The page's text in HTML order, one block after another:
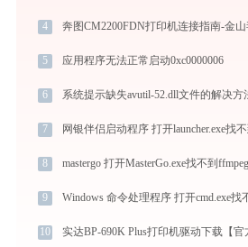
4 奔图CM2200FDN打印机连接指南-金
5 应用程序无法正常启动0xc0000006
6 系统提示缺失avutil-52.dll文件的解决方
7 网银伴侣启动程序 打开launcher.exe找
8 mastergo 打开MasterGo.exe找不到
9
10 实达BP-690K Plus打印机驱动下载【